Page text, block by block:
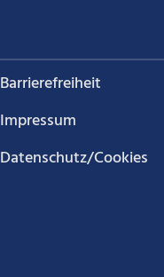
Barrierefreiheit
Impressum
Datenschutz/Cookies